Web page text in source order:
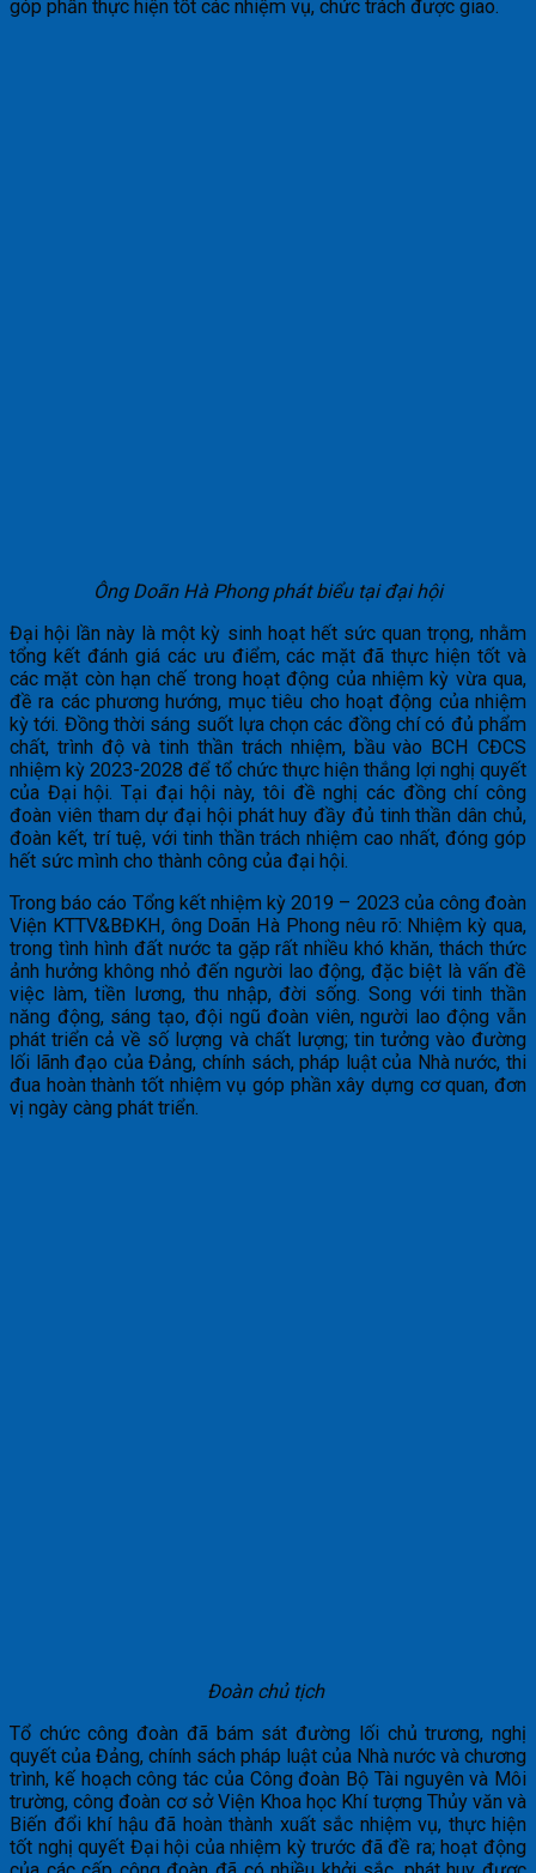
góp phần thực hiện tốt các nhiệm vụ, chức trách được giao.
Ông Doãn Hà Phong phát biểu tại đại hội
Đại hội lần này là một kỳ sinh hoạt hết sức quan trọng, nhằm
tổng kết đánh giá các ưu điểm, các mặt đã thực hiện tốt và
các mặt còn hạn chế trong hoạt động của nhiệm kỳ vừa qua,
đề ra các phương hướng, mục tiêu cho hoạt động của nhiệm
kỳ tới. Đồng thời sáng suốt lựa chọn các đồng chí có đủ phẩm
chất, trình độ và tinh thần trách nhiệm, bầu vào BCH CĐCS
nhiệm kỳ 2023-2028 để tổ chức thực hiện thắng lợi nghị quyết
của Đại hội. Tại đại hội này, tôi đề nghị các đồng chí công
đoàn viên tham dự đại hội phát huy đầy đủ tinh thần dân chủ,
đoàn kết, trí tuệ, với tinh thần trách nhiệm cao nhất, đóng góp
hết sức mình cho thành công của đại hội.
Trong báo cáo Tổng kết nhiệm kỳ 2019 – 2023 của công đoàn
Viện KTTV&BĐKH, ông Doãn Hà Phong nêu rõ: Nhiệm kỳ qua,
trong tình hình đất nước ta gặp rất nhiều khó khăn, thách thức
ảnh hưởng không nhỏ đến người lao động, đặc biệt là vấn đề
việc làm, tiền lương, thu nhập, đời sống. Song với tinh thần
năng động, sáng tạo, đội ngũ đoàn viên, người lao động vẫn
phát triển cả về số lượng và chất lượng; tin tưởng vào đường
lối lãnh đạo của Đảng, chính sách, pháp luật của Nhà nước, thi
đua hoàn thành tốt nhiệm vụ góp phần xây dựng cơ quan, đơn
vị ngày càng phát triển.
Đoàn chủ tịch
Tổ chức công đoàn đã bám sát đường lối chủ trương, nghị
quyết của Đảng, chính sách pháp luật của Nhà nước và chương
trình, kế hoạch công tác của Công đoàn Bộ Tài nguyên và Môi
trường, công đoàn cơ sở Viện Khoa học Khí tượng Thủy văn và
Biến đổi khí hậu đã hoàn thành xuất sắc nhiệm vụ, thực hiện
tốt nghị quyết Đại hội của nhiệm kỳ trước đã đề ra; hoạt động